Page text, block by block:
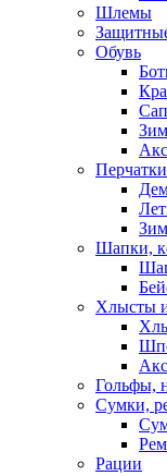
Шлемы
Обувь
Перчатки
Шапки,
Хлысты
Гольфы,
Сумки,
Рации